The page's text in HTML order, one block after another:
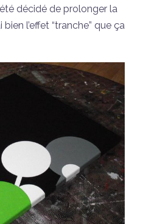
décidé de prolonger la
bien l’effet “tranche” que ça